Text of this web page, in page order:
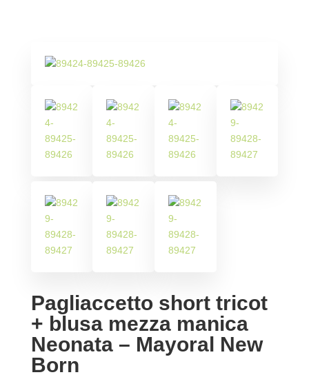
-
Pagliaccetto short tricot
+ blusa mezza manica
Neonata – Mayoral New
Born